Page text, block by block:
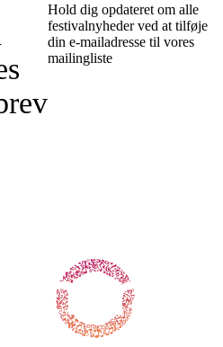
Hold dig opdateret om alle
festivalnyheder ved at tilføje
din e-mailadresse til vores
mailingliste